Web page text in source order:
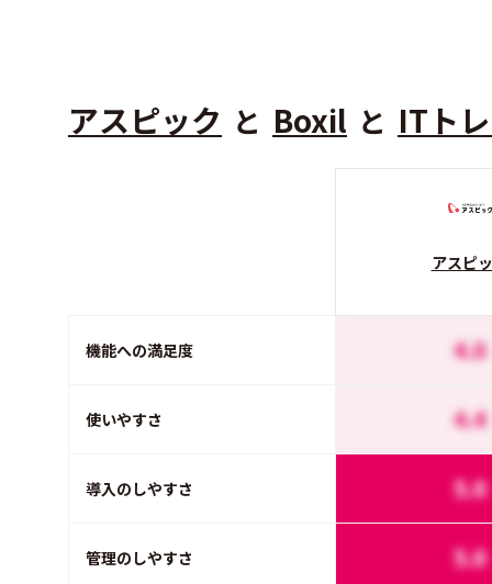
アスピック と Boxil と ITト
アスピ
機能への満足度 4.0
使いやすさ 4.4
導入のしやすさ 5.0
管理のしやすさ 5.0